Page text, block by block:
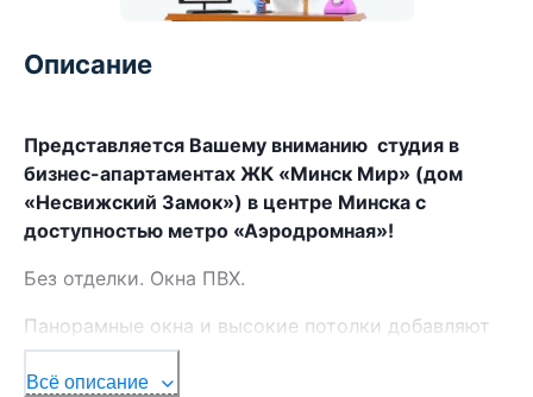
Описание
Представляется Вашему вниманию студия в
бизнес-апартаментах ЖК «Минск Мир» (дом
«Несвижский Замок») в центре Минска с
доступностью метро «Аэродромная»!
Без отделки. Окна ПВХ.
Панорамные окна и высокие потолки добавляют
много света и ощущение пространства, удачная
планировка, отличный вид из окна, – все это дает
Всё описание